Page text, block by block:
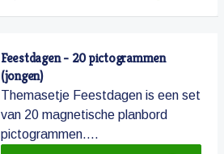
Feestdagen - 20 pictogrammen
(jongen)
Themasetje Feestdagen is een set
van 20 magnetische planbord
pictogrammen....